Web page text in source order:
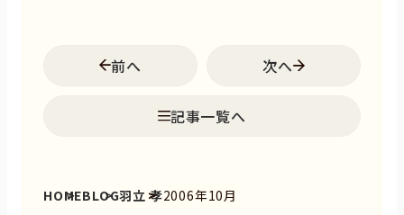
前へ
記事一覧へ
次へ
HOMEBLOG羽立 孝2006年10月